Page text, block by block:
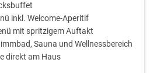
inkl. Welcome-Aperitif
mit spritzigem Auftakt
Sauna und Wellnessbereich
direkt am Haus